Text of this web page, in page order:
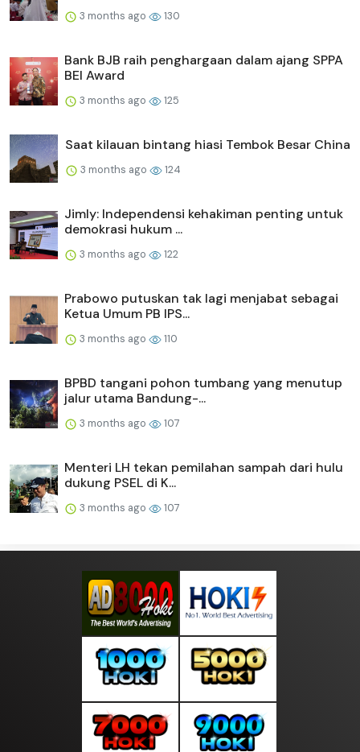
3 months ago 130
Bank BJB raih penghargaan dalam ajang SPPA
BEI Award
3 months ago 125
Saat kilauan bintang hiasi Tembok Besar China
3 months ago 124
Jimly: Independensi kehakiman penting untuk
demokrasi hukum ...
3 months ago 122
Prabowo putuskan tak lagi menjabat sebagai
Ketua Umum PB IPS...
3 months ago 110
BPBD tangani pohon tumbang yang menutup
jalur utama Bandung-...
3 months ago 107
Menteri LH tekan pemilahan sampah dari hulu
dukung PSEL di K...
3 months ago 107